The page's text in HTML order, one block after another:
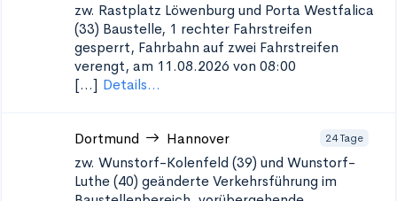
zw. Rastplatz Löwenburg und Porta Westfalica
(33) Baustelle, 1 rechter Fahrstreifen
gesperrt, Fahrbahn auf zwei Fahrstreifen
verengt, am 11.08.2026 von 08:00
[...] Details...
Dortmund Hannover 24 Tage
zw. Wunstorf-Kolenfeld (39) und Wunstorf-
Luthe (40) geänderte Verkehrsführung im